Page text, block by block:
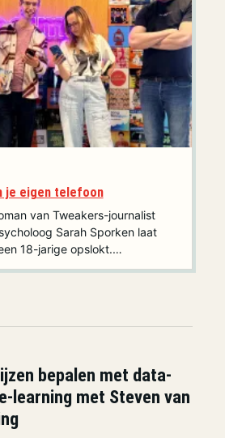
je eigen telefoon
van Tweakers-journalist
Sarah Sporken laat
18-jarige opslokt.…
bepalen met data-
learning met Steven van